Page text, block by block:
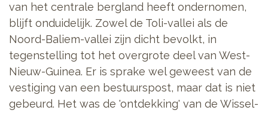
van het centrale bergland heeft ondernomen,
blijft onduidelijk. Zowel de Toli-vallei als de
Noord-Baliem-vallei zijn dicht bevolkt, in
tegenstelling tot het overgrote deel van West-
Nieuw-Guinea. Er is sprake wel geweest van de
vestiging van een bestuurspost, maar dat is niet
gebeurd. Het was de 'ontdekking' van de Wissel-